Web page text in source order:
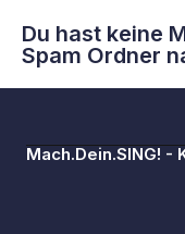
Du hast keine
Spam Ordner
Mach.Dein.SING! -